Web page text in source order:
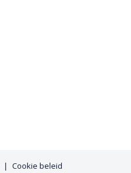
Cookie beleid